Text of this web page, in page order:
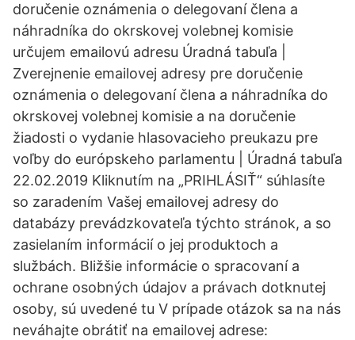
doručenie oznámenia o delegovaní člena a
náhradníka do okrskovej volebnej komisie
určujem emailovú adresu Úradná tabuľa |
Zverejnenie emailovej adresy pre doručenie
oznámenia o delegovaní člena a náhradníka do
okrskovej volebnej komisie a na doručenie
žiadosti o vydanie hlasovacieho preukazu pre
voľby do európskeho parlamentu | Úradná tabuľa
22.02.2019 Kliknutím na „PRIHLÁSIŤ“ súhlasíte
so zaradením Vašej emailovej adresy do
databázy prevádzkovateľa týchto stránok, a so
zasielaním informácií o jej produktoch a
službách. Bližšie informácie o spracovaní a
ochrane osobných údajov a právach dotknutej
osoby, sú uvedené tu V prípade otázok sa na nás
neváhajte obrátiť na emailovej adrese: